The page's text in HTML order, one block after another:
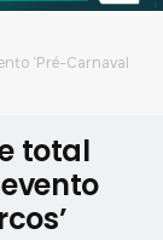
‘Pré-Carnaval
total